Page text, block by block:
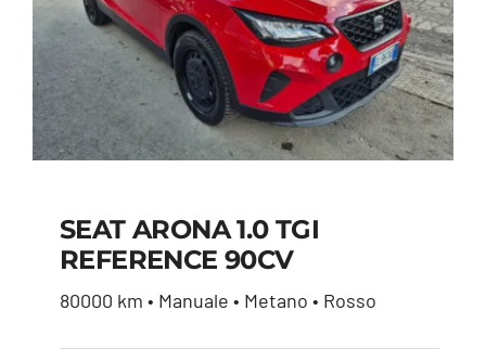
SEAT ARONA 1.0 TGI
SEAT ARONA 1.0 TGI
REFERENCE 90CV
80000 km • Manuale • Metano • Rosso